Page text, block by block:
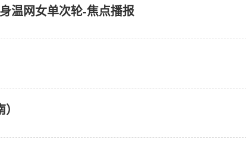
温网女单次轮-焦点播报